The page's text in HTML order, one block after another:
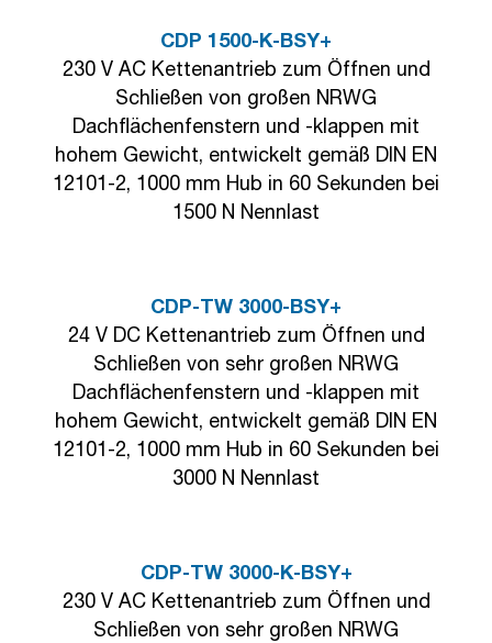
CDP 1500-K-BSY+
230 V AC Kettenantrieb zum Öffnen und
Schließen von großen NRWG
Dachflächenfenstern und -klappen mit
hohem Gewicht, entwickelt gemäß DIN EN
12101-2, 1000 mm Hub in 60 Sekunden bei
1500 N Nennlast
CDP-TW 3000-BSY+
24 V DC Kettenantrieb zum Öffnen und
Schließen von sehr großen NRWG
Dachflächenfenstern und -klappen mit
hohem Gewicht, entwickelt gemäß DIN EN
12101-2, 1000 mm Hub in 60 Sekunden bei
3000 N Nennlast
CDP-TW 3000-K-BSY+
230 V AC Kettenantrieb zum Öffnen und
Schließen von sehr großen NRWG